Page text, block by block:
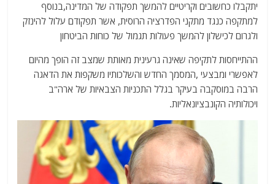
יתקבלו כחשובים וקריטיים להמשך תפקודה של המדינה,בנוסף
למתקפה כנגד מתקני הפדרציה הרוסית, אשר תפקודם עלול להינזק
ולגרום לכישלון להמשך פעולות תגמול של כוחות הביטחון
ההתייחסות לתקיפה שאינה גרעינית מאותת שמצב זה הופך מהיום
לאפשרי ומבצעי ,המסמך החדש והשלכותיו משקפות את הדאגה
הרבה במוסקבה בעיקר בגלל התכניות הצבאיות של ארה"ב
ויכולותיה הקונבציונאליות.